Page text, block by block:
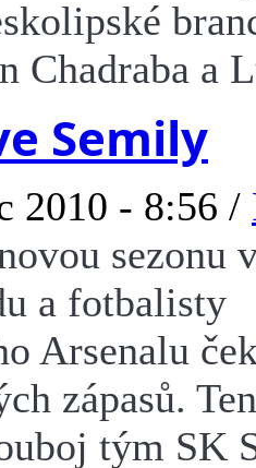
Chadraba a
Semily
2010 - 8:56 /
sezonu
a fotbalisty
Arsenalu
zápasů.
tým SK